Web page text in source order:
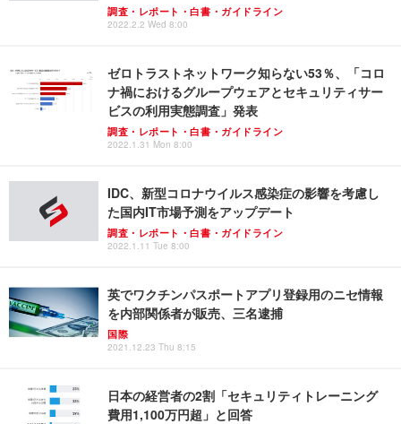
調査・レポート・白書・ガイドライン
2022.2.2 Wed 8:00
ゼロトラストネットワーク知らない53％、「コロ
ナ禍におけるグループウェアとセキュリティサー
ビスの利用実態調査」発表
調査・レポート・白書・ガイドライン
2022.1.31 Mon 8:00
IDC、新型コロナウイルス感染症の影響を考慮し
た国内IT市場予測をアップデート
調査・レポート・白書・ガイドライン
2022.1.11 Tue 8:00
英でワクチンパスポートアプリ登録用のニセ情報
を内部関係者が販売、三名逮捕
国際
2021.12.23 Thu 8:15
日本の経営者の2割「セキュリティトレーニング
費用1,100万円超」と回答